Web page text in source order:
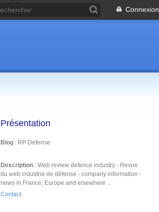
Connexion
Présentation
Blog : RP Defense
Description : Web review defence industry - Revue
du web industrie de défense - company information -
news in France, Europe and elsewhere ...
Contact